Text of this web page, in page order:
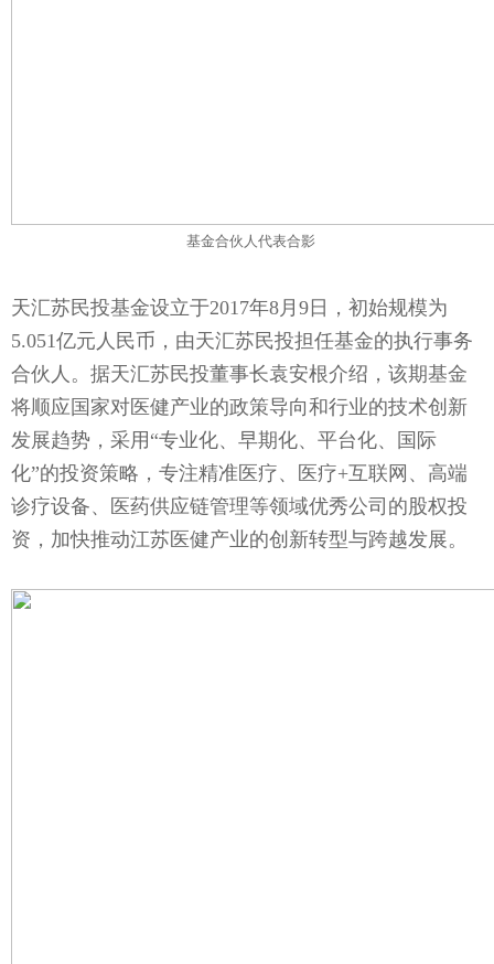
基金合伙人代表合影
天汇苏民投基金设立于2017年8月9日，初始规模为
5.051亿元人民币，由天汇苏民投担任基金的执行事务
合伙人。据天汇苏民投董事长袁安根介绍，该期基金
将顺应国家对医健产业的政策导向和行业的技术创新
发展趋势，采用“专业化、早期化、平台化、国际
化”的投资策略，专注精准医疗、医疗+互联网、高端
诊疗设备、医药供应链管理等领域优秀公司的股权投
资，加快推动江苏医健产业的创新转型与跨越发展。